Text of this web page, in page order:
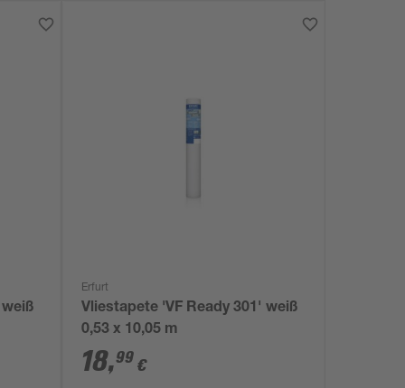
Erfurt
Vliestapete 'VF Ready 301' weiß
0,53 x 10,05 m
18,99 €